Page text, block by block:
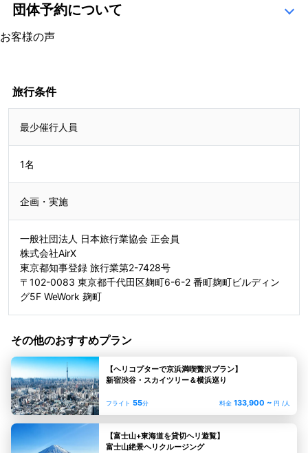
団体予約について
こちら
お客様の声
4.6
2407310177様
旅行条件
最少催行人員
1名
企画・実施
一般社団法人 日本旅行業協会 正会員
株式会社AirX
東京都知事登録 旅行業第2-7428号
〒102-0083 東京都千代田区麹町6-6-2 番町麹町ビルディン
グ5F WeWork 麹町
その他のおすすめプラン
【ヘリコプターで京浜満喫贅沢プラン】
新宿渋谷・スカイツリー＆横浜巡り
フライト 55分 料金 133,900 ~ 円 /人
【富士山+東海道を貸切ヘリ遊覧】
富士山絶景ヘリクルージング